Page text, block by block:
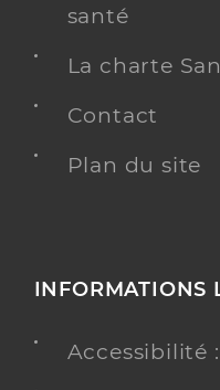
santé
La charte
Contact
Plan du site
INFORMATIONS
Accessibilité